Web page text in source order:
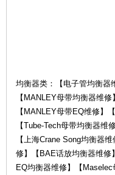
均衡器类：【电子管均衡器
【MANLEY母带均衡器维
【MANLEY母带EQ维修】
【Tube-Tech母带均衡器
【上海Crane Song均衡器
修】【BAE话放均衡器维修
EQ均衡器维修】【